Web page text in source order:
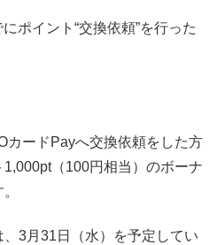
ポイント“交換依頼”を行った
カードPayへ交換依頼をした方
（100円相当）のボーナ
3月31日（水）を予定してい